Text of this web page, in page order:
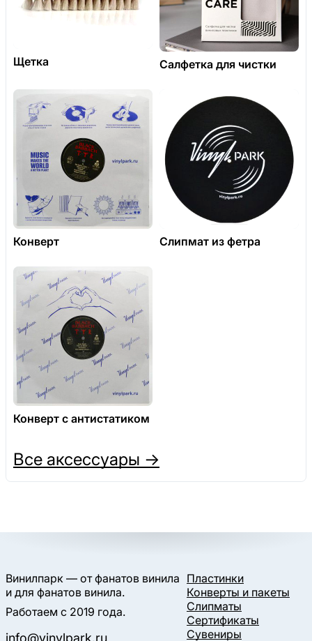
Щетка Салфетка для чистки
Конверт Слипмат из фетра
Конверт с антистатиком
Все аксессуары →
Винилпарк — от фанатов винила
и для фанатов винила.
Работаем с 2019 года.
info@vinylpark.ru
Пластинки
Конверты и пакеты
Слипматы
Сертификаты
Сувениры